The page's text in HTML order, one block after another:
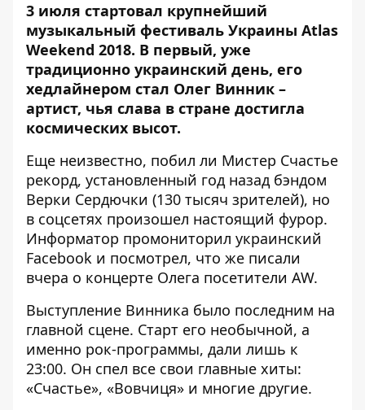
3 июля стартовал крупнейший
музыкальный фестиваль Украины Atlas
Weekend 2018. В первый, уже
традиционно украинский день, его
хедлайнером стал Олег Винник –
артист, чья слава в стране достигла
космических высот.
Еще неизвестно, побил ли Мистер Счастье
рекорд, установленный год назад бэндом
Верки Сердючки (130 тысяч зрителей), но
в соцсетях произошел настоящий фурор.
Информатор промониторил украинский
Facebook и посмотрел, что же писали
вчера о концерте Олега посетители AW.
Выступление Винника было последним на
главной сцене. Старт его необычной, а
именно рок-программы, дали лишь к
23:00. Он спел все свои главные хиты:
«Счастье», «Вовчиця» и многие другие.